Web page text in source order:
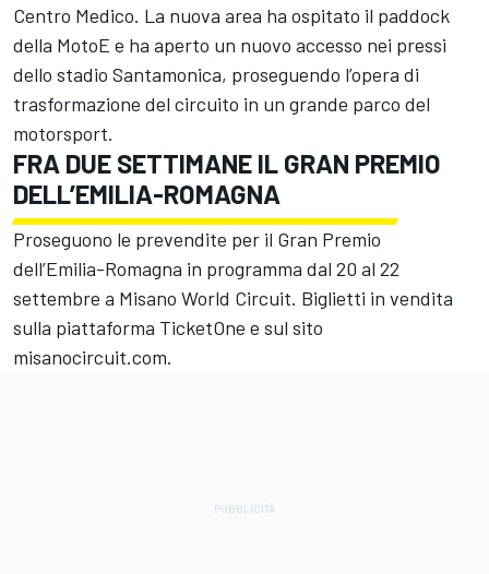
Centro Medico. La nuova area ha ospitato il paddock
della MotoE e ha aperto un nuovo accesso nei pressi
dello stadio Santamonica, proseguendo l’opera di
trasformazione del circuito in un grande parco del
motorsport.
FRA DUE SETTIMANE IL GRAN PREMIO
DELL’EMILIA-ROMAGNA
Proseguono le prevendite per il Gran Premio
dell’Emilia-Romagna in programma dal 20 al 22
settembre a Misano World Circuit. Biglietti in vendita
sulla piattaforma TicketOne e sul sito
misanocircuit.com.